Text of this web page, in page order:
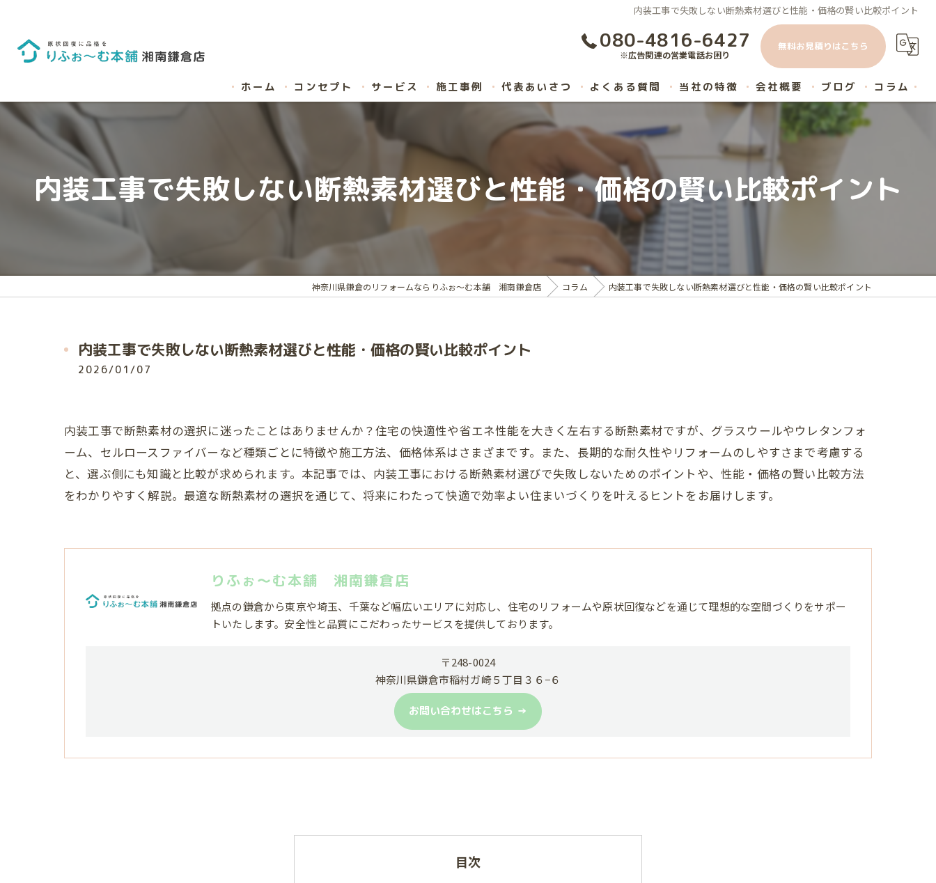
内装工事で失敗しない断熱素材選びと性能・価格の賢い比較ポイント
080-4816-6427
※広告関連の営業電話お困り
無料お見積りはこちら
ホーム コンセプト サービス 施工事例 代表あいさつ よくある質問 当社の特徴
内装工事
ハウスクリーニング
マンション
会社概要 ブログ コラム
内装工事で失敗しない断熱素材選びと性能・価格の賢い比較ポイント
神奈川県鎌倉のリフォームならりふぉ～む本舗 湘南鎌倉店 コラム 内装工事で失敗しない断熱素材選びと性能・価格の賢い比較ポイント
内装工事で失敗しない断熱素材選びと性能・価格の賢い比較ポイント
2026/01/07
内装工事で断熱素材の選択に迷ったことはありませんか？住宅の快適性や省エネ性能を大きく左右する断熱素材ですが、グラスウールやウレタンフォ
ーム、セルロースファイバーなど種類ごとに特徴や施工方法、価格体系はさまざまです。また、長期的な耐久性やリフォームのしやすさまで考慮する
と、選ぶ側にも知識と比較が求められます。本記事では、内装工事における断熱素材選びで失敗しないためのポイントや、性能・価格の賢い比較方法
をわかりやすく解説。最適な断熱素材の選択を通じて、将来にわたって快適で効率よい住まいづくりを叶えるヒントをお届けします。
りふぉ～む本舗 湘南鎌倉店
拠点の鎌倉から東京や埼玉、千葉など幅広いエリアに対応し、住宅のリフォームや原状回復などを通じて理想的な空間づくりをサポー
トいたします。安全性と品質にこだわったサービスを提供しております。
〒248-0024
神奈川県鎌倉市稲村ガ崎５丁目３６−６
お問い合わせはこちら
目次